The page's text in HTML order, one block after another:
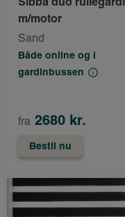
m/motor
Sand
Både online og i
gardinbussen
fra 2680 kr.
Bestil nu